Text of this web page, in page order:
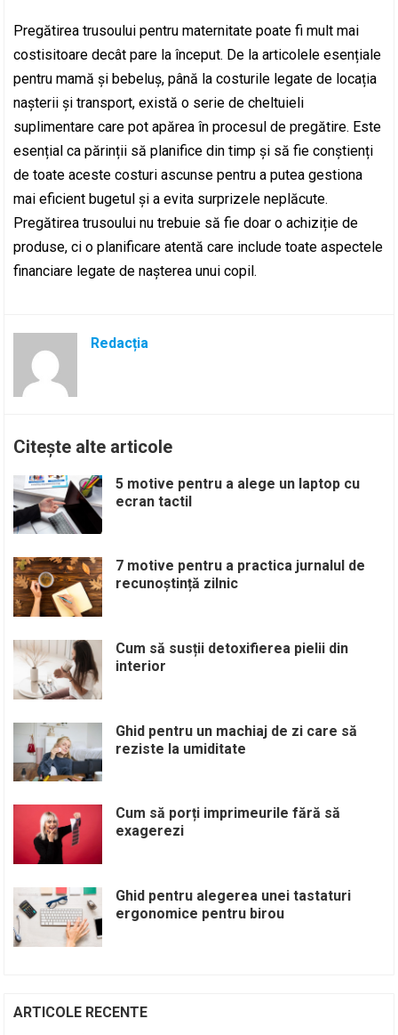
Pregătirea trusoului pentru maternitate poate fi mult mai
costisitoare decât pare la început. De la articolele esențiale
pentru mamă și bebeluș, până la costurile legate de locația
nașterii și transport, există o serie de cheltuieli
suplimentare care pot apărea în procesul de pregătire. Este
esențial ca părinții să planifice din timp și să fie conștienți
de toate aceste costuri ascunse pentru a putea gestiona
mai eficient bugetul și a evita surprizele neplăcute.
Pregătirea trusoului nu trebuie să fie doar o achiziție de
produse, ci o planificare atentă care include toate aspectele
financiare legate de nașterea unui copil.
Redacția
Citește alte articole
5 motive pentru a alege un laptop cu
ecran tactil
7 motive pentru a practica jurnalul de
recunoștință zilnic
Cum să susții detoxifierea pielii din
interior
Ghid pentru un machiaj de zi care să
reziste la umiditate
Cum să porți imprimeurile fără să
exagerezi
Ghid pentru alegerea unei tastaturi
ergonomice pentru birou
ARTICOLE RECENTE